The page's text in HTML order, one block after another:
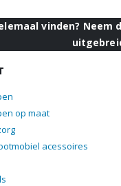
vinden?
op maat
acessoires